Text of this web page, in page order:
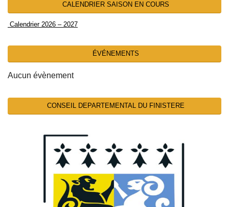
CALENDRIER SAISON EN COURS
Calendrier 2026 – 2027
ÉVÉNEMENTS
Aucun évènement
CONSEIL DEPARTEMENTAL DU FINISTERE